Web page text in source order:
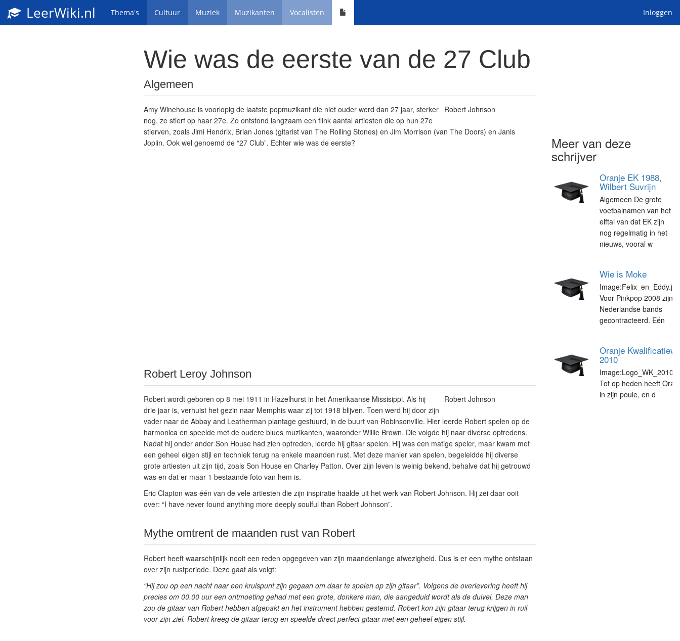
LeerWiki.nl Thema's Cultuur Muziek Muzikanten Vocalisten Inloggen
Wie was de eerste van de 27 Club
Algemeen
Robert Johnson
Amy Winehouse is voorlopig de laatste popmuzikant die niet ouder werd dan 27 jaar, sterker
nog, ze stierf op haar 27e. Zo ontstond langzaam een flink aantal artiesten die op hun 27e
stierven, zoals Jimi Hendrix, Brian Jones (gitarist van The Rolling Stones) en Jim Morrison (van The Doors) en Janis
Joplin. Ook wel genoemd de “27 Club”. Echter wie was de eerste?
Robert Leroy Johnson
Robert Johnson
Robert wordt geboren op 8 mei 1911 in Hazelhurst in het Amerikaanse Missisippi. Als hij
drie jaar is, verhuist het gezin naar Memphis waar zij tot 1918 blijven. Toen werd hij door zijn
vader naar de Abbay and Leatherman plantage gestuurd, in de buurt van Robinsonville. Hier leerde Robert spelen op de
harmonica en speelde met de oudere blues muzikanten, waaronder Willie Brown. Die volgde hij naar diverse optredens.
Nadat hij onder ander Son House had zien optreden, leerde hij gitaar spelen. Hij was een matige speler, maar kwam met
een geheel eigen stijl en techniek terug na enkele maanden rust. Met deze manier van spelen, begeleidde hij diverse
grote artiesten uit zijn tijd, zoals Son House en Charley Patton. Over zijn leven is weinig bekend, behalve dat hij getrouwd
was en dat er maar 1 bestaande foto van hem is.
Eric Clapton was één van de vele artiesten die zijn inspiratie haalde uit het werk van Robert Johnson. Hij zei daar ooit
over: “I have never found anything more deeply soulful than Robert Johnson”.
Mythe omtrent de maanden rust van Robert
Robert heeft waarschijnlijk nooit een reden opgegeven van zijn maandenlange afwezigheid. Dus is er een mythe ontstaan
over zijn rustperiode. Deze gaat als volgt:
“Hij zou op een nacht naar een kruispunt zijn gegaan om daar te spelen op zijn gitaar”. Volgens de overlevering heeft hij
precies om 00.00 uur een ontmoeting gehad met een grote, donkere man, die aangeduid wordt als de duivel. Deze man
zou de gitaar van Robert hebben afgepakt en het instrument hebben gestemd. Robert kon zijn gitaar terug krijgen in ruil
voor zijn ziel. Robert kreeg de gitaar terug en speelde direct perfect gitaar met een geheel eigen stijl.
Meer van deze
schrijver
Oranje EK 1988,
Wilbert Suvrijn
Algemeen De grote
voetbalnamen van het
elftal van dat EK zijn
nog regelmatig in het
nieuws, vooral w
Wie is Moke
Voor Pinkpop 2008 zijn
Nederlandse bands
gecontracteerd. Eén
Oranje
2010
Tot op heden heeft
in zijn poule, en d